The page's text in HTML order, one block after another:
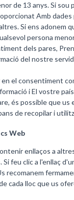
de 13 anys. Si sou
Amb
Si ens adonem
persona
dels pares,
del nostre
el consentiment
i El vostre
és possible que us
de recopilar i
Web
enllaços a
feu clic a l'enllaç
recomanem
cada lloc que us